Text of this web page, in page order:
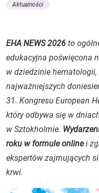
Aktualności
EHA NEWS 2026 to
edukacyjna poświęcona
w dziedzinie
najważniejszych
31. Kongresu European
który odbywa się w
w Sztokholmie.
roku w formule onlinei
ekspertów zajmujących
krwi.